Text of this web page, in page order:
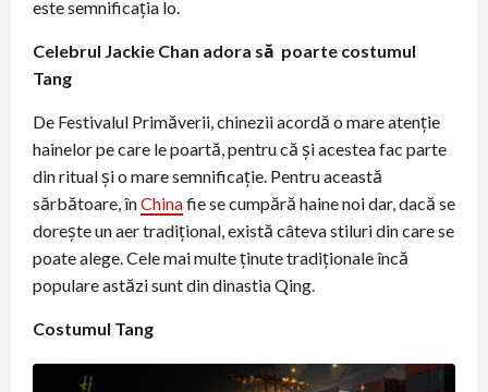
este semnificația lo.
Celebrul Jackie Chan adora să poarte costumul
Tang
De Festivalul Primăverii, chinezii acordă o mare atenție
hainelor pe care le poartă, pentru că și acestea fac parte
din ritual și o mare semnificație. Pentru această
sărbătoare, înChinafie se cumpără haine noi dar, dacă se
doreşte un aer tradițional, există câteva stiluri din care se
poate alege. Cele mai multe ținute tradiționale încă
populare astăzi sunt din dinastia Qing.
Costumul Tang